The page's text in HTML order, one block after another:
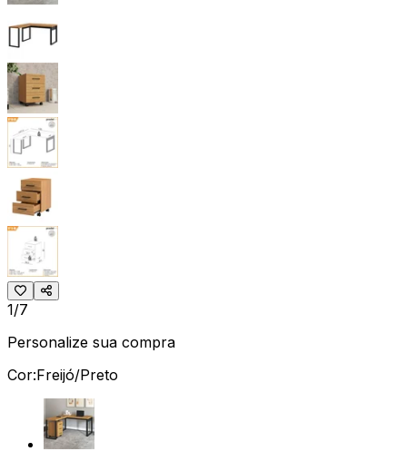
1/7
Personalize sua compra
Cor:Freijó/Preto